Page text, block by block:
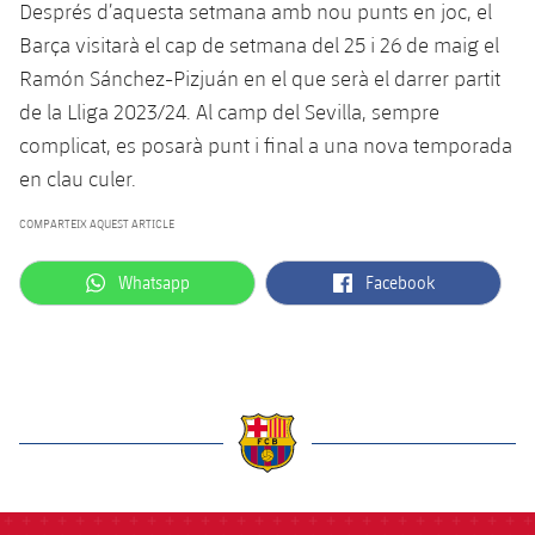
Després d’aquesta setmana amb nou punts en joc, el
Barça visitarà el cap de setmana del 25 i 26 de maig el
Ramón Sánchez-Pizjuán en el que serà el darrer partit
de la Lliga 2023/24. Al camp del Sevilla, sempre
complicat, es posarà punt i final a una nova temporada
en clau culer.
COMPARTEIX AQUEST ARTICLE
label.aria.whatsapp
Whatsapp label.aria.facebook
Facebook